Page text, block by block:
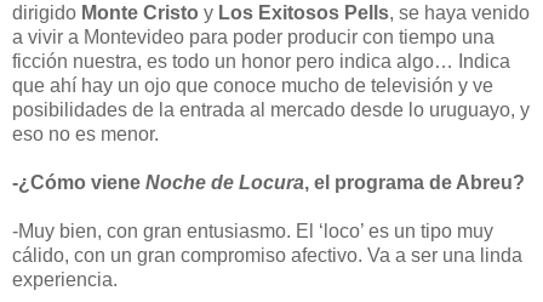
dirigido Monte Cristo y Los Exitosos Pells, se haya venido
a vivir a Montevideo para poder producir con tiempo una
ficción nuestra, es todo un honor pero indica algo… Indica
que ahí hay un ojo que conoce mucho de televisión y ve
posibilidades de la entrada al mercado desde lo uruguayo, y
eso no es menor.
-¿Cómo viene Noche de Locura, el programa de Abreu?
-Muy bien, con gran entusiasmo. El ‘loco’ es un tipo muy
cálido, con un gran compromiso afectivo. Va a ser una linda
experiencia.